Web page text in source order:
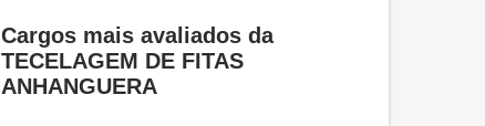
Cargos mais avaliados da
TECELAGEM DE FITAS
ANHANGUERA